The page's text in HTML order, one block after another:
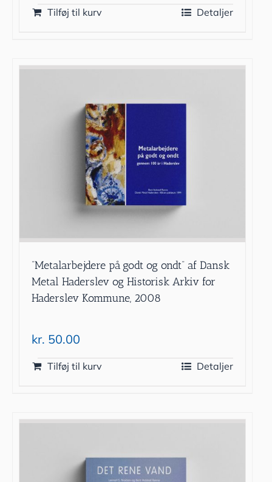
Tilføj til kurv Detaljer
”Metalarbejdere på godt og ondt” af Dansk
Metal Haderslev og Historisk Arkiv for
Haderslev Kommune, 2008
kr. 50.00
Tilføj til kurv Detaljer